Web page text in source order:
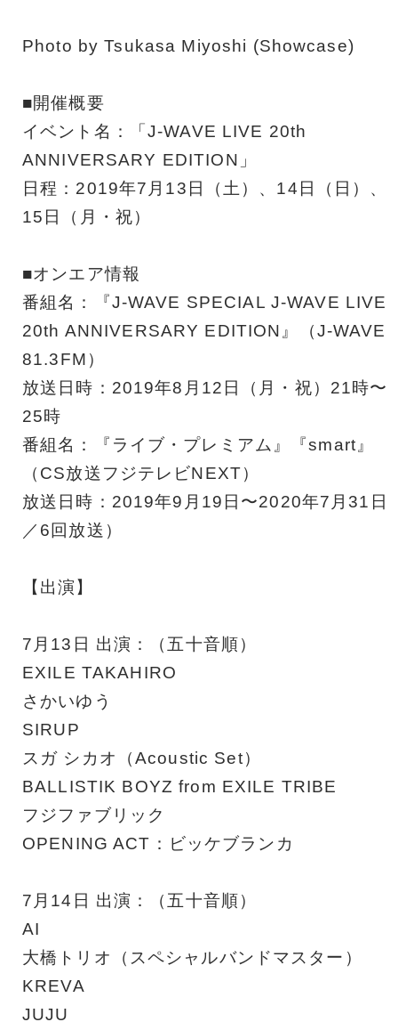
Photo by Tsukasa Miyoshi (Showcase)
■開催概要
イベント名：「J-WAVE LIVE 20th
ANNIVERSARY EDITION」
日程：2019年7月13日（土）、14日（日）、
15日（月・祝）
■オンエア情報
番組名：『J-WAVE SPECIAL J-WAVE LIVE
20th ANNIVERSARY EDITION』（J-WAVE
81.3FM）
放送日時：2019年8月12日（月・祝）21時〜
25時
番組名：『ライブ・プレミアム』『smart』
（CS放送フジテレビNEXT）
放送日時：2019年9月19日〜2020年7月31日
／6回放送）
【出演】
7月13日 出演：（五十音順）
EXILE TAKAHIRO
さかいゆう
SIRUP
スガ シカオ（Acoustic Set）
BALLISTIK BOYZ from EXILE TRIBE
フジファブリック
OPENING ACT：ビッケブランカ
7月14日 出演：（五十音順）
AI
大橋トリオ（スペシャルバンドマスター）
KREVA
JUJU